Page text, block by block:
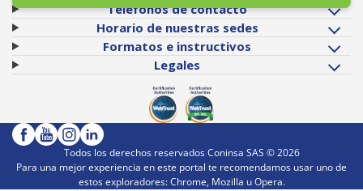
Teléfonos de contacto
Horario de nuestras sedes
Formatos e instructivos
Legales
Todos los derechos reservados Coninsa SAS ©2026
Para una mejor experiencia en este portal te recomendamos usar uno de
estos exploradores: Chrome, Mozilla u Opera.